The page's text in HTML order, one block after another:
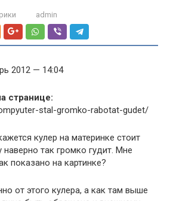
admin
2012 — 14:04
странице:
stal-gromko-rabotat-gudet/
кулер на материнке стоит
так громко гудит. Мне
показано на картинке?
от этого кулера, а как там выше